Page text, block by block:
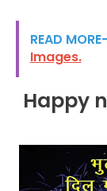
READ MORE-
Images.
Happy